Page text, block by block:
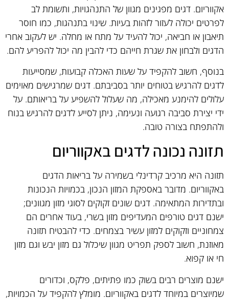
אקווריום. דגים מפגינים מגוון של התנהגויות, ותשומת לב
לפרטים יכולה לעזור לזהות בעיות. שינוי בתנהגות, כמו חוסר
תיאבון או חביאה, יכול להעיד על מתח או מחלה. יש לעקוב אחרי
הדגים ולבחון את שגרת חייהם כדי להבין מה יכול להפריע להם.
בנוסף, חשוב להקפיד על שעות האכלה קבועות, שמסייעות
לדגים להרגיש בטוחים יותר בסביבתם. דגים שמרגישים מאוימים
עלולים להימנע מאכילה, מה שעלול להשפיע על בריאותם. על
ידי יצירת סביבה רגועה ונעימה, ניתן לסייע לדגים להרגיש בנוח
ולהתפתח בצורה טובה.
תזונה נכונה לדגים באקווריום
תזונה היא מרכיב קרדינלי בשמירה על בריאות הדגים
באקווריום. מדובר באספקת המזון הנכון, בכמויות הנכונות
ובתדירות המתאימה. דגים שונים זקוקים לסוגי מזון מגוונים;
ישנם דגים טורפים המעדיפים מזון בשרי, בעוד אחרים הם
צמחוניים וזקוקים למזון עשיר בצמחים. כדי להבטיח תזונה
מאוזנת, חשוב לספק תפריט מגוון שיכלול גם מזון יבש וגם מזון
חי או קפוא.
ישנם מוצרים רבים בשוק כמו פתיתים, פלקס, וכדורים
שמיוצרים במיוחד לדגים באקווריום. מומלץ להקפיד על הכמויות,